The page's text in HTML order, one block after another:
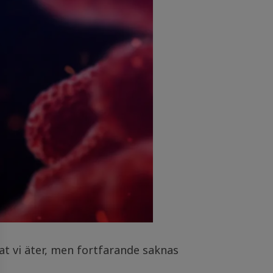
vi äter, men fortfarande saknas